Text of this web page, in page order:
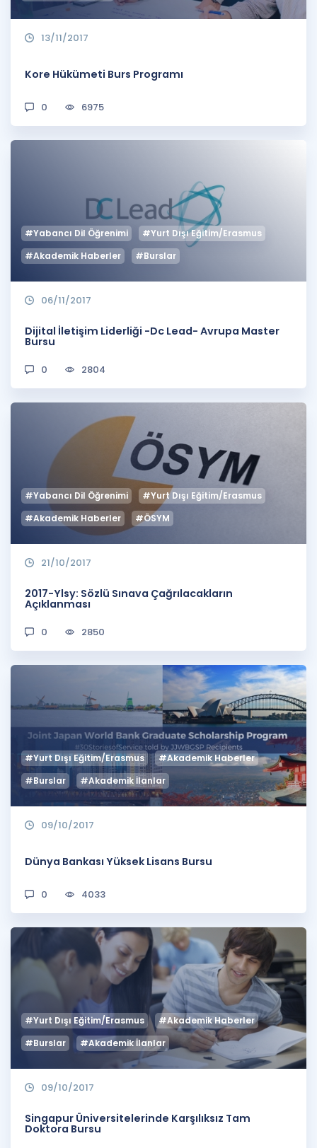
13/11/2017
Kore Hükümeti Burs Programı
0 6975
#Yabancı Dil Öğrenimi
#Yurt Dışı Eğitim/Erasmus
#Akademik Haberler
#Burslar
06/11/2017
Dijital İletişim Liderliği -Dc Lead- Avrupa Master
Bursu
0 2804
#Yabancı Dil Öğrenimi
#Yurt Dışı Eğitim/Erasmus
#Akademik Haberler
#ÖSYM
21/10/2017
2017-Ylsy: Sözlü Sınava Çağrılacakların
Açıklanması
0 2850
#Yurt Dışı Eğitim/Erasmus
#Akademik Haberler
#Burslar
#Akademik İlanlar
09/10/2017
Dünya Bankası Yüksek Lisans Bursu
0 4033
#Yurt Dışı Eğitim/Erasmus
#Akademik Haberler
#Burslar
#Akademik İlanlar
09/10/2017
Singapur Üniversitelerinde Karşılıksız Tam
Doktora Bursu